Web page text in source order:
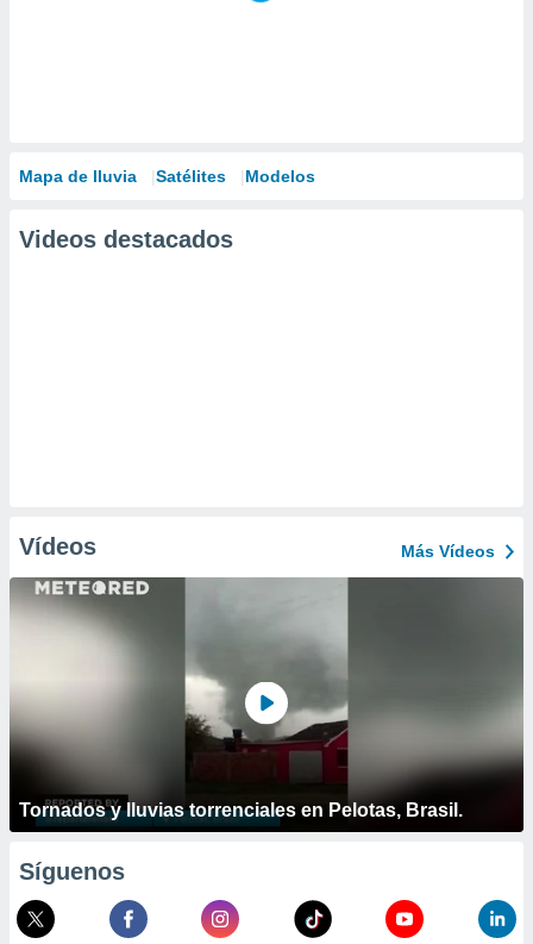
Mapa de lluvia Satélites Modelos
Videos destacados
Vídeos Más Vídeos
Tornados y lluvias torrenciales en Pelotas, Brasil.
Síguenos